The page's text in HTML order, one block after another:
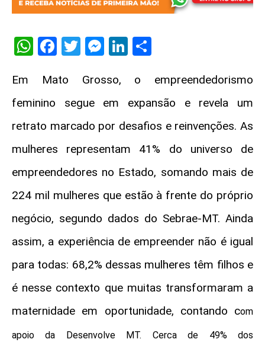
WhatsApp
Facebook
Twitter
Messenger
LinkedIn
Em Mato Grosso, o empreendedorismo
feminino segue em expansão e revela um
retrato marcado por desafios e reinvenções. As
mulheres representam 41% do universo de
empreendedores no Estado, somando mais de
224 mil mulheres que estão à frente do próprio
negócio, segundo dados do Sebrae-MT. Ainda
assim, a experiência de empreender não é igual
para todas: 68,2% dessas mulheres têm filhos e
é nesse contexto que muitas transformaram a
maternidade em oportunidade, contando com
apoio da Desenvolve MT. Cerca de 49% dos